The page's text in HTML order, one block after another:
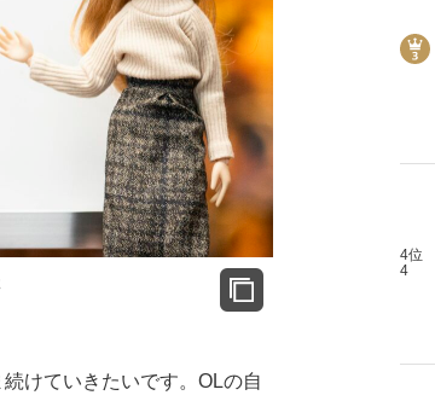
けていきたいです。OLの自
4位
4